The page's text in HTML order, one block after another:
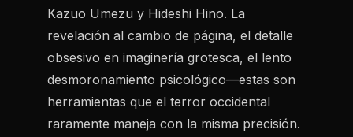
Kazuo Umezu y Hideshi Hino. La
revelación al cambio de página, el detalle
obsesivo en imaginería grotesca, el lento
desmoronamiento psicológico—estas son
herramientas que el terror occidental
raramente maneja con la misma precisión.